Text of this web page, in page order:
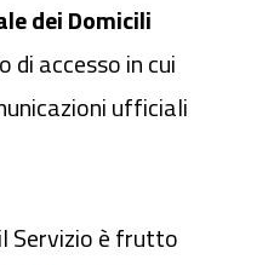
L’identità digitale attraverso la
dei Domicili
di accesso in cui
ufficiali
Servizio è frutto